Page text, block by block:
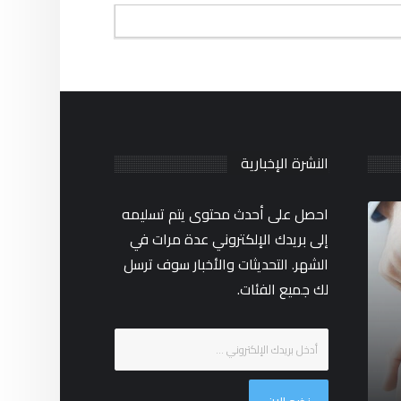
المعدات والنصائح
التي تحتاجها
لإنشاء مقاطع
فيديو بجودة
الاستوديو في
المنزل
النشرة الإخبارية
احصل على أحدث محتوى يتم تسليمه
إلى بريدك الإلكتروني عدة مرات في
الشهر. التحديثات والأخبار سوف ترسل
لك جميع الفئات.